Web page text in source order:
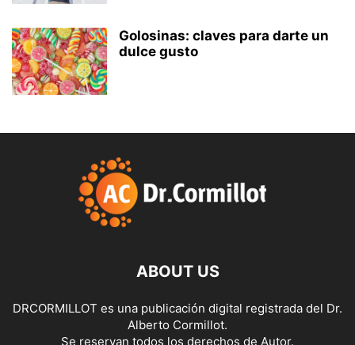
Golosinas: claves para darte un
dulce gusto
ABOUT US
DRCORMILLOT es una publicación digital registrada del Dr.
Alberto Cormillot.
Se reservan todos los derechos de Autor.